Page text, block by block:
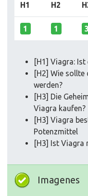
H1 H2
1 1 3
[H1] Viagra: Ist
[H2] Wie sollte
werden?
[H3] Die
Viagra kaufen?
[H3] Viagra
Potenzmittel
[H3] Ist Viagra
Imagenes